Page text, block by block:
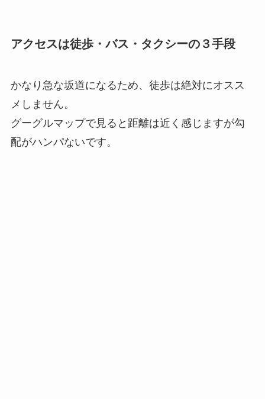
アクセスは徒歩・バス・タクシーの３手段
かなり急な坂道になるため、徒歩は絶対にオスス
メしません。
グーグルマップで見ると距離は近く感じますが勾
配がハンパないです。